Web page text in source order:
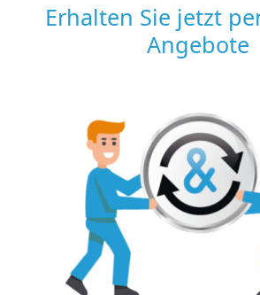
Erhalten Sie jetzt
Angebote